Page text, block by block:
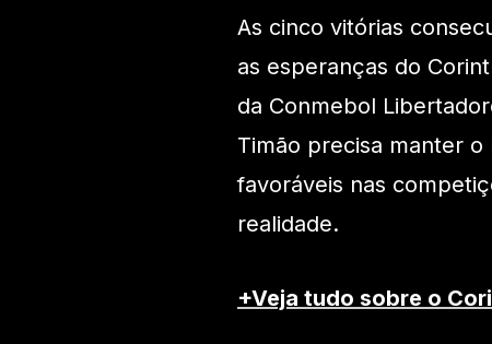
As cinco vitórias
as esperanças do
da Conmebol
Timão precisa manter
favoráveis nas
realidade.
+Veja tudo sobre o